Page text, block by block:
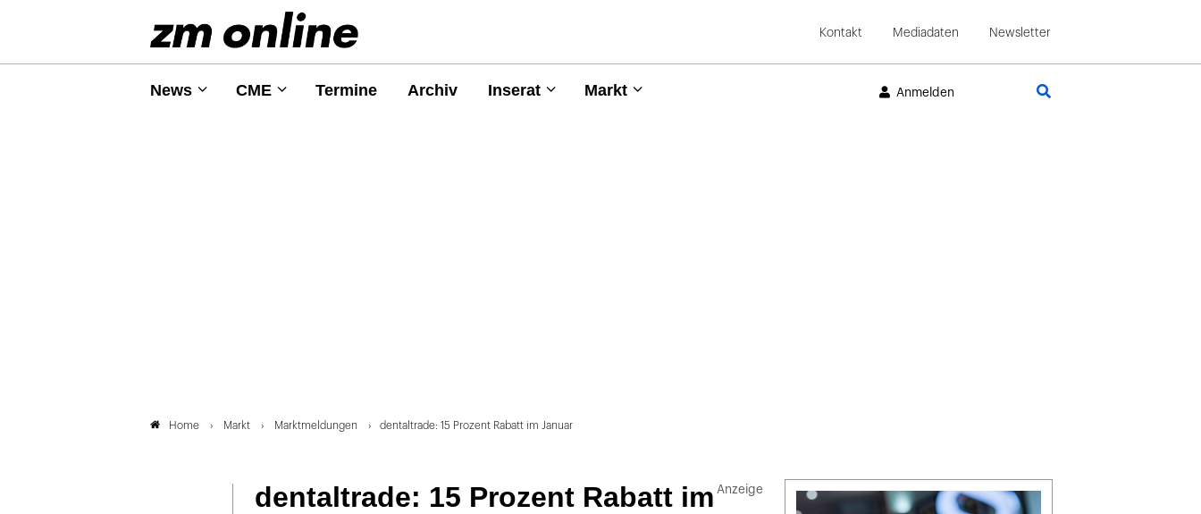
Kontakt Mediadaten Newsletter
News CME Termine Archiv Inserat Markt Anmelden
Home Markt Marktmeldungen dentaltrade: 15 Prozent Rabatt im Januar
dentaltrade: 15 Prozent Rabatt im